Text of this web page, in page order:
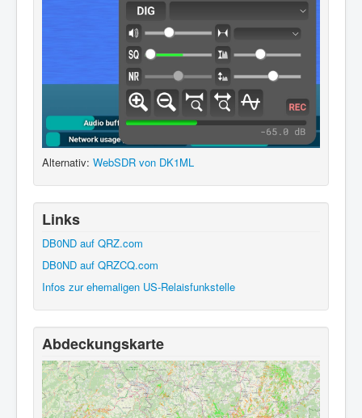
Alternativ: WebSDR von DK1ML
Links
DB0ND auf QRZ.com
DB0ND auf QRZCQ.com
Infos zur ehemaligen US-Relaisfunkstelle
Abdeckungskarte